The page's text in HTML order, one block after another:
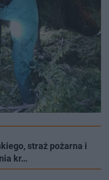
straż pożarna i
kr…